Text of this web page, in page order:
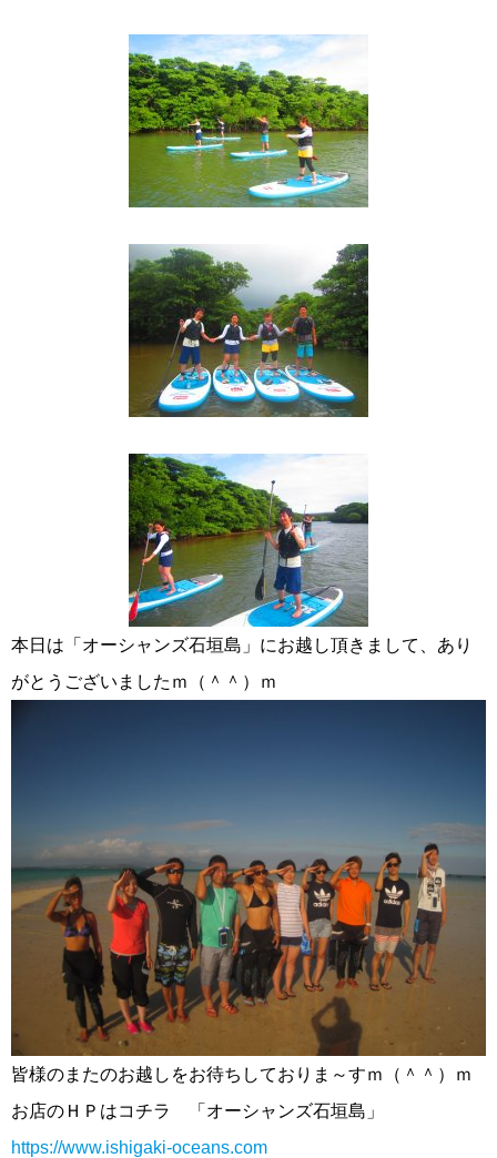
本日は「オーシャンズ石垣島」にお越し頂きまして、あり
がとうございましたｍ（＾＾）ｍ
皆様のまたのお越しをお待ちしておりま～すｍ（＾＾）ｍ
お店のＨＰはコチラ 「オーシャンズ石垣島」
https://www.ishigaki-oceans.com